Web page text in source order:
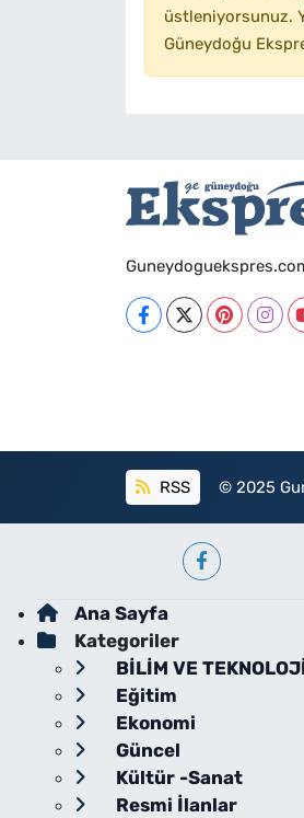
üstleniyorsunuz.
Güneydoğu
RSS © 2025
Ana Sayfa
Kategoriler
BİLİM VE
Eğitim
Ekonomi
Güncel
Kültür -Sanat
Resmi İlanlar